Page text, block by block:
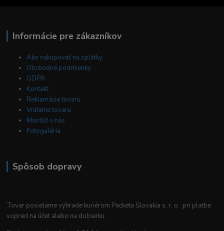
Informácie pre zákazníkov
Ako nakupovať na splátky
Obchodné podmienky
GDPR
Kontakt
Reklamácia tovaru
Vrátenie tovaru
Montáž u nás
Fotogaléria
Spôsob dopravy
Tovar posielame výhrade kuriérom Packeta Slovakia s. r. o. pri platbe
vopred na účet alebo na dobierku.